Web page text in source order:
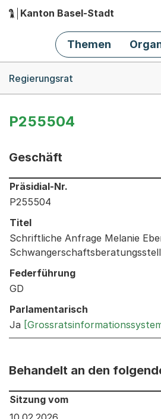
Hauptnavigation
Kanton Basel-Stadt
Themen
Regierungsrat
P255504
Geschäft
Informationen zum
Präsidial-Nr.
P255504
Titel
Schriftliche Anfrage Melanie
Federführung
GD
Parlamentarisch
Ja
Behandelt an den
Behandelt an den folgenden
Sitzung vom